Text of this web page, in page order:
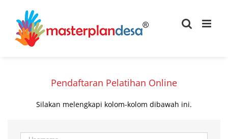
content
Pendaftaran Pelatihan Online
Silakan melengkapi kolom-kolom dibawah ini.